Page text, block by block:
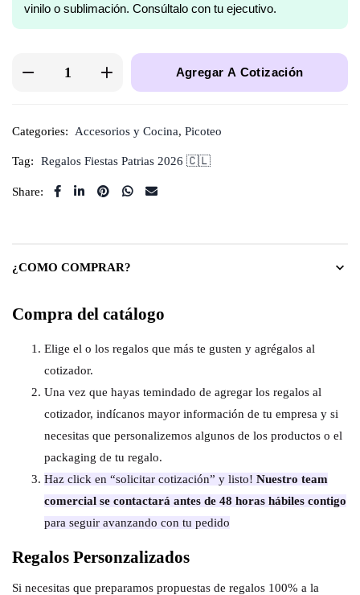
vinilo o sublimación. Consúltalo con tu ejecutivo.
Agregar A Cotización
Categories: Accesorios y Cocina, Picoteo
Tag: Regalos Fiestas Patrias 2026 🇨🇱
Share:
¿COMO COMPRAR?
Compra del catálogo
Elige el o los regalos que más te gusten y agrégalos al
cotizador.
Una vez que hayas temindado de agregar los regalos al
cotizador, indícanos mayor información de tu empresa y si
necesitas que personalizemos algunos de los productos o el
packaging de tu regalo.
Haz click en “solicitar cotización” y listo! Nuestro team
comercial se contactará antes de 48 horas hábiles contigo
para seguir avanzando con tu pedido
Regalos Personzalizados
Si necesitas que preparamos propuestas de regalos 100% a la